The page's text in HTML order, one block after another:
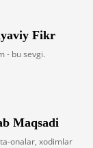
Fikr
- bu sevgi.
Maqsadi
onalar, xodimlar